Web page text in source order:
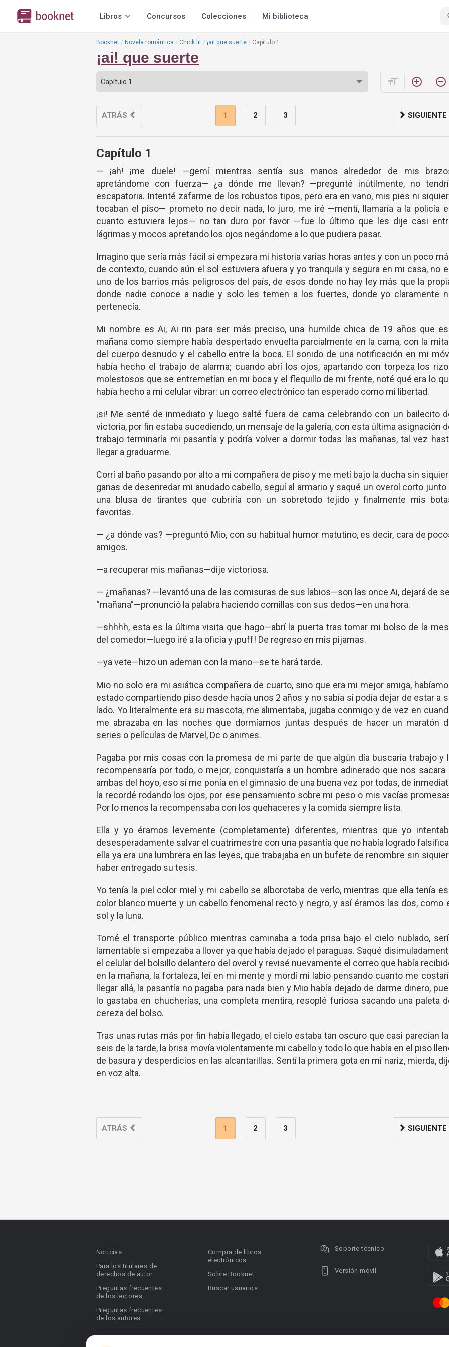
Libros Concursos Colecciones Mi biblioteca
Booknet Novela romántica Chick lit ¡ai! que suerte Capítulo 1
¡ai! que suerte
format_size add_circle_outline remove_circle_outline
ATRÁS 1 2 3 SIGUIENTE
Capítulo 1
— ¡ah! ¡me duele! —gemí mientras sentía sus manos alrededor de mis
apretándome con fuerza— ¿a dónde me llevan? —pregunté inútilmente, no
escapatoria. Intenté zafarme de los robustos tipos, pero era en vano, mis pies ni
tocaban el piso— prometo no decir nada, lo juro, me iré —mentí, llamaría a la policía
cuanto estuviera lejos— no tan duro por favor —fue lo último que les dije casi
lágrimas y mocos apretando los ojos negándome a lo que pudiera pasar.
Imagino que sería más fácil si empezara mi historia varias horas antes y con un poco
de contexto, cuando aún el sol estuviera afuera y yo tranquila y segura en mi casa, no
uno de los barrios más peligrosos del país, de esos donde no hay ley más que la
donde nadie conoce a nadie y solo les temen a los fuertes, donde yo claramente
pertenecía.
Mi nombre es Ai, Ai rin para ser más preciso, una humilde chica de 19 años que
mañana como siempre había despertado envuelta parcialmente en la cama, con la
del cuerpo desnudo y el cabello entre la boca. El sonido de una notificación en mi
había hecho el trabajo de alarma; cuando abrí los ojos, apartando con torpeza los
molestosos que se entremetían en mi boca y el flequillo de mi frente, noté qué era lo
había hecho a mi celular vibrar: un correo electrónico tan esperado como mi libertad.
¡si! Me senté de inmediato y luego salté fuera de cama celebrando con un bailecito
victoria, por fin estaba sucediendo, un mensaje de la galería, con esta última asignación
trabajo terminaría mi pasantía y podría volver a dormir todas las mañanas, tal vez
llegar a graduarme.
Corrí al baño pasando por alto a mi compañera de piso y me metí bajo la ducha sin
ganas de desenredar mi anudado cabello, seguí al armario y saqué un overol corto junto
una blusa de tirantes que cubriría con un sobretodo tejido y finalmente mis
favoritas.
— ¿a dónde vas? —preguntó Mio, con su habitual humor matutino, es decir, cara de
amigos.
—a recuperar mis mañanas—dije victoriosa.
— ¿mañanas? —levantó una de las comisuras de sus labios—son las once Ai, dejará de
“mañana”—pronunció la palabra haciendo comillas con sus dedos—en una hora.
—shhhh, esta es la última visita que hago—abrí la puerta tras tomar mi bolso de la
del comedor—luego iré a la oficia y ¡puff! De regreso en mis pijamas.
—ya vete—hizo un ademan con la mano—se te hará tarde.
Mio no solo era mi asiática compañera de cuarto, sino que era mi mejor amiga,
estado compartiendo piso desde hacía unos 2 años y no sabía si podía dejar de estar a
lado. Yo literalmente era su mascota, me alimentaba, jugaba conmigo y de vez en
me abrazaba en las noches que dormíamos juntas después de hacer un maratón
series o películas de Marvel, Dc o animes.
Pagaba por mis cosas con la promesa de mi parte de que algún día buscaría trabajo y
recompensaría por todo, o mejor, conquistaría a un hombre adinerado que nos sacara
ambas del hoyo, eso sí me ponía en el gimnasio de una buena vez por todas, de
la recordé rodando los ojos, por ese pensamiento sobre mi peso o mis vacías
Por lo menos la recompensaba con los quehaceres y la comida siempre lista.
Ella y yo éramos levemente (completamente) diferentes, mientras que yo
desesperadamente salvar el cuatrimestre con una pasantía que no había logrado
ella ya era una lumbrera en las leyes, que trabajaba en un bufete de renombre sin
haber entregado su tesis.
Yo tenía la piel color miel y mi cabello se alborotaba de verlo, mientras que ella tenía
color blanco muerte y un cabello fenomenal recto y negro, y así éramos las dos, como
sol y la luna.
Tomé el transporte público mientras caminaba a toda prisa bajo el cielo nublado,
lamentable si empezaba a llover ya que había dejado el paraguas. Saqué
el celular del bolsillo delantero del overol y revisé nuevamente el correo que había
en la mañana, la fortaleza, leí en mi mente y mordí mi labio pensando cuanto me
llegar allá, la pasantía no pagaba para nada bien y Mio había dejado de darme dinero,
lo gastaba en chucherías, una completa mentira, resoplé furiosa sacando una paleta
cereza del bolso.
Tras unas rutas más por fin había llegado, el cielo estaba tan oscuro que casi parecían
seis de la tarde, la brisa movía violentamente mi cabello y todo lo que había en el piso
de basura y desperdicios en las alcantarillas. Sentí la primera gota en mi nariz, mierda,
en voz alta.
ATRÁS 1 2 3 SIGUIENTE
Noticias
Para los titulares de
derechos de autor
Preguntas frecuentes
de los lectores
Preguntas frecuentes
de los autores
Compra de libros
electrónicos
Sobre Booknet
Buscar usuarios
Soporte técnico
Versión móvil